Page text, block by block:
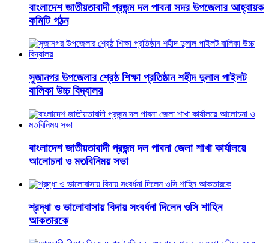
বাংলাদেশ জাতীয়তাবাদী প্রজন্ম দল পাবনা সদর উপজেলার আহ্বায়ক
কমিটি গঠন
সুজানগর উপজেলার শ্রেষ্ঠ শিক্ষা প্রতিষ্ঠান শহীদ দুলাল পাইলট
বালিকা উচ্চ বিদ্যালয়
বাংলাদেশ জাতীয়তাবাদী প্রজন্ম দল পাবনা জেলা শাখা কার্যালয়ে
আলোচনা ও মতবিনিময় সভা
শ্রদ্ধা ও ভালোবাসায় বিদায় সংবর্ধনা দিলেন ওসি শাহিন
আকতারকে